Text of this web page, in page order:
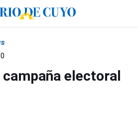
campaña electoral